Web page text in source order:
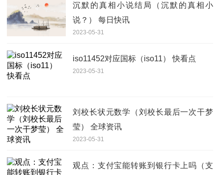
沉默的真相小说结局（沉默的真相小
说？） 每日快讯
2023-05-31
iso11452对应国标（iso11） 快看点
2023-05-31
刘校长状元数学（刘校长最后一次干梦
莹） 全球资讯
2023-05-31
观点：支付宝能转账到银行卡上吗（支